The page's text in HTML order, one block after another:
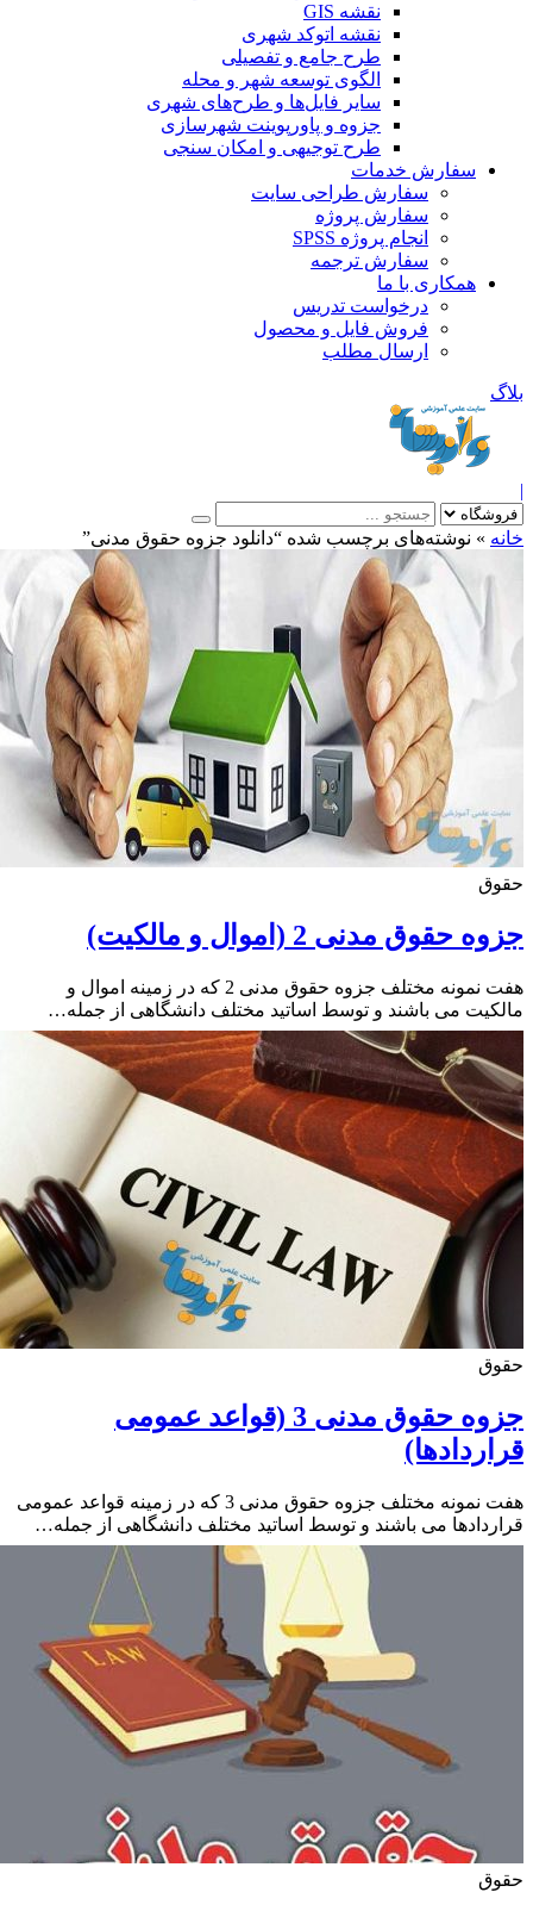
نقشه GIS
نقشه اتوکد شهری
طرح جامع و تفصیلی
الگوی توسعه شهر و محله
سایر فایل‌ها و طرح‌های شهری
جزوه و پاورپوینت شهرسازی
طرح توجیهی و امکان سنجی
سفارش خدمات
سفارش طراحی سایت
سفارش پروژه
انجام پروژه SPSS
سفارش ترجمه
همکاری با ما
درخواست تدریس
فروش فایل و محصول
ارسال مطلب
»نوشته‌های برچسب شده “دانلود جزوه حقوق مدنی”
مدنی 2 (اموال و مالکیت)
هفت نمونه مختلف جزوه حقوق مدنی 2 که در زمینه اموال و
می باشند و توسط اساتید مختلف دانشگاهی از جمله…
جزوه حقوق مدنی 3 (قواعد عمومی
هفت نمونه مختلف جزوه حقوق مدنی 3 که در زمینه قواعد عمومی
می باشند و توسط اساتید مختلف دانشگاهی از جمله…